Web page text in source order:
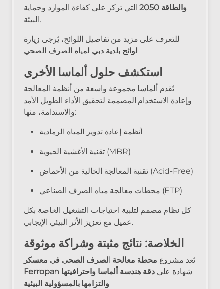
والطاقة 2050
التي تركز على كفاءة الموارد وحماية
البيئة.
للتعرف على مزيد من تفاصيل اللوائح، يُرجى زيارة
لوائح بلدية دبي لمياه الصرف الصحي.
استكشف حلول ألماسا الأخرى
تُقدم ألماسا مجموعة واسعة من أنظمة المعالجة
وإعادة الاستخدام المصممة لتحقيق الأداء الطويل الأمد
والاستدامة، منها:
أنظمة إعادة تدوير المياه الرمادية
تقنية الأغشية الحيوية (MBR)
تقنية المعالجة الخالية من الأحماض (Acid-Free)
محطات معالجة مياه الصرف الصناعي (ETP)
كل نظام مصمم لتلبية احتياجات التشغيل الخاصة بكل
عميل مع تعزيز الأثر البيئي الإيجابي.
الخلاصة: نتائج مثبتة وشراكة موثوقة
يُعد مشروع محطة معالجة الصرف الصحي في معسكر
Ferropan
شهادة على دقة هندسة ألماسا واحترافيتها
والتزامها بالمسؤولية البيئية.